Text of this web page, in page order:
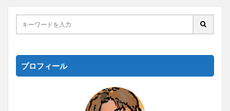
プロフィール